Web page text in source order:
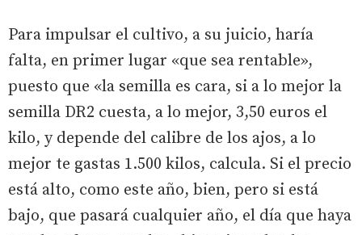
Para impulsar el cultivo, a su juicio, haría
falta, en primer lugar «que sea rentable»,
puesto que «la semilla es cara, si a lo mejor la
semilla DR2 cuesta, a lo mejor, 3,50 euros el
kilo, y depende del calibre de los ajos, a lo
mejor te gastas 1.500 kilos, calcula. Si el precio
está alto, como este año, bien, pero si está
bajo, que pasará cualquier año, el día que haya